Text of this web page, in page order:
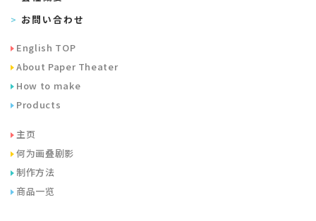
お問い合わせ
English TOP
About Paper Theater
How to make
Products
主页
何为画叠剧影
制作方法
商品一览